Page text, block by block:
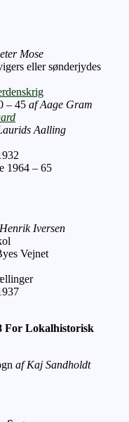
Mose
eller sønderjydes
– 45af Aage Gram
Aalling
1964 – 65
Iversen
Vejnet
For Lokalhistorisk
af Kaj Sandholdt